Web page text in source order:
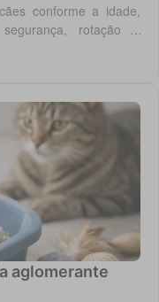
conforme a idade,
rotação e
aglomerante